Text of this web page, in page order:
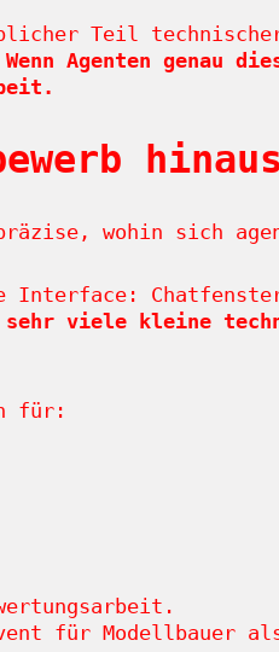
Teil
Wenn Agenten genau
wohin sich
Interface:
sehr viele kleine
für:
für Modellbauer